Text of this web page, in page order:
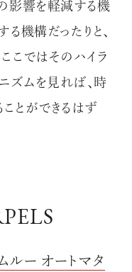
影響を軽減する機
機構だったりと、
こではそのハイラ
ズムを見れば、時
とができるはず
ルー オートマタ